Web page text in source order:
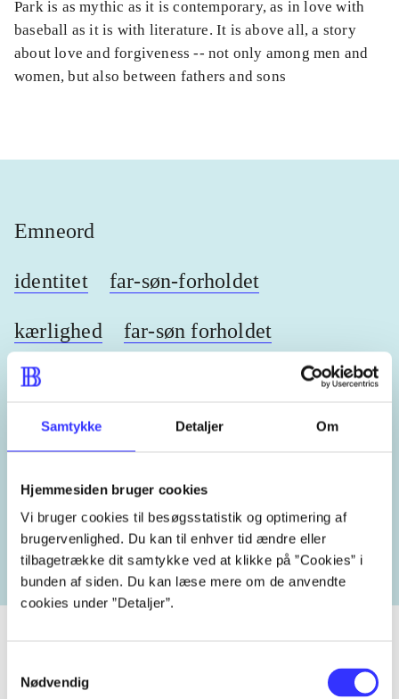
Samtykke Detaljer Om
Hjemmesiden bruger cookies
Vi bruger cookies til besøgsstatistik og optimering af
brugervenlighed. Du kan til enhver tid ændre eller
tilbagetrække dit samtykke ved at klikke på ”Cookies” i
bunden af siden. Du kan læse mere om de anvendte
cookies under ”Detaljer”.
Nødvendig
Park is as mythic as it is contemporary, as in love with
baseball as it is with literature. It is above all, a story
about love and forgiveness -- not only among men and
women, but also between fathers and sons
Emneord
identitet far-søn-forholdet
kærlighed far-søn forholdet
New York
Lignende emneord
ridning hestesygdomme
Tidsskrift